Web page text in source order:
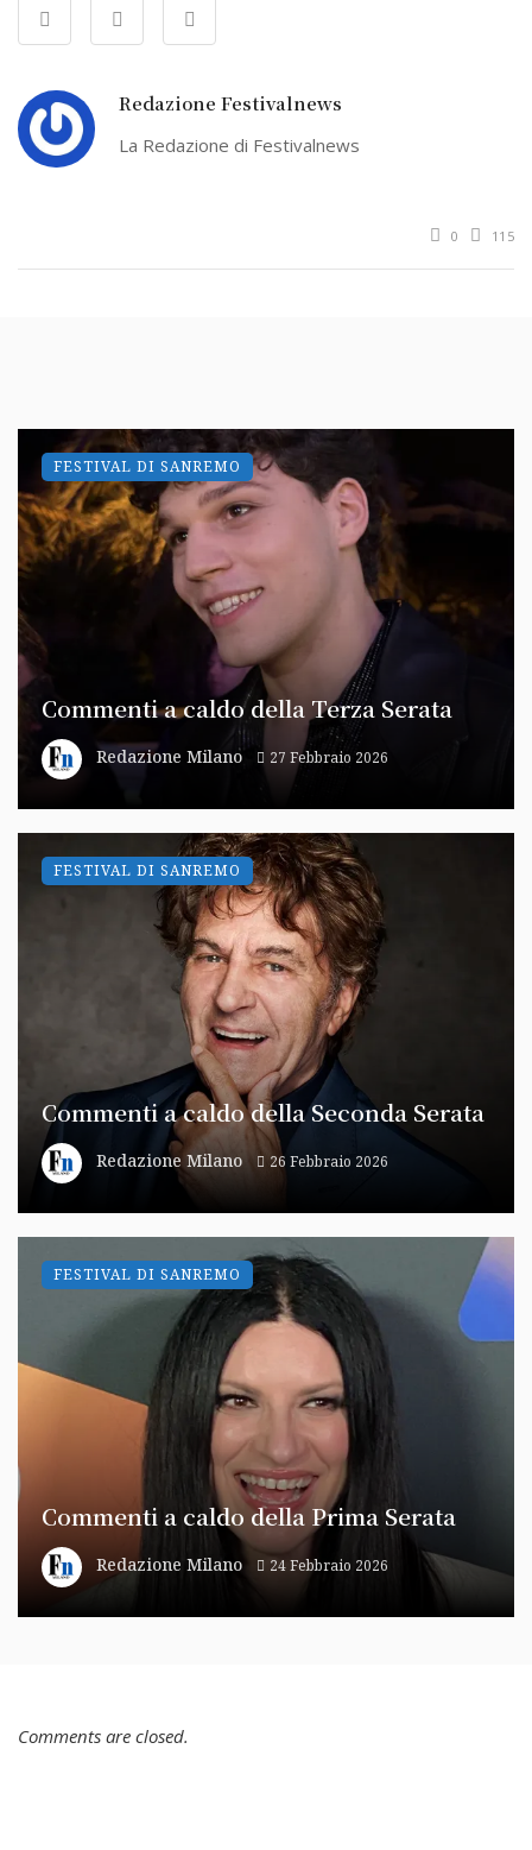
Redazione Festivalnews
La Redazione di Festivalnews
0 115
Commenti a caldo della Terza Serata
Redazione Milano 27 Febbraio 2026
FESTIVAL DI SANREMO
Commenti a caldo della Seconda Serata
Redazione Milano 26 Febbraio 2026
FESTIVAL DI SANREMO
Commenti a caldo della Prima Serata
Redazione Milano 24 Febbraio 2026
FESTIVAL DI SANREMO
Comments are closed.